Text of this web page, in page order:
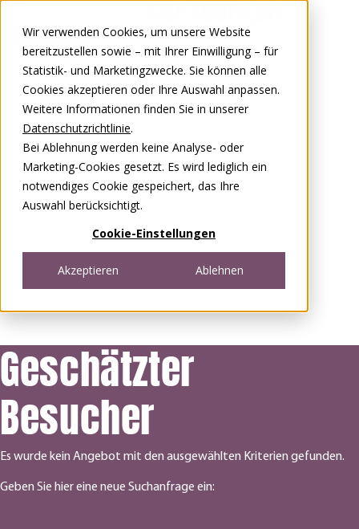
Wir verwenden Cookies, um unsere Website
bereitzustellen sowie – mit Ihrer Einwilligung – für
Statistik- und Marketingzwecke. Sie können alle
Cookies akzeptieren oder Ihre Auswahl anpassen.
Weitere Informationen finden Sie in unserer
Datenschutzrichtlinie.
Bei Ablehnung werden keine Analyse- oder
Marketing-Cookies gesetzt. Es wird lediglich ein
notwendiges Cookie gespeichert, das Ihre
Auswahl berücksichtigt.
Cookie-Einstellungen
Akzeptieren Ablehnen
0848 00 77 88
Geschätzter
Besucher
Es wurde kein Angebot mit den ausgewählten Kriterien gefunden.
Geben Sie hier eine neue Suchanfrage ein: